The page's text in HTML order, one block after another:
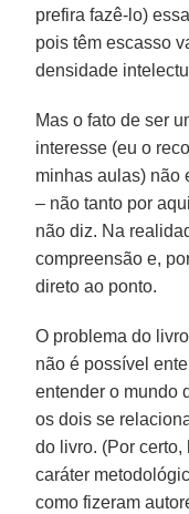
prefira fazê-lo)
pois têm escasso
densidade
Mas o fato de ser
interesse (eu o
minhas aulas) não
– não tanto por
não diz. Na
compreensão e,
direto ao ponto.
O problema do
não é possível
entender o mundo
os dois se
do livro. (Por certo,
caráter
como fizeram